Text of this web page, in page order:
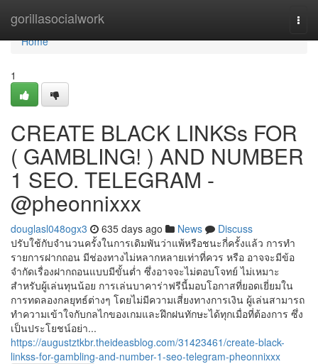
gorillasocialwork
Home
Home
1
CREATE BLACK LINKSs FOR
( GAMBLING! ) AND NUMBER
1 SEO. TELEGRAM -
@pheonnixxx
douglasl048ogx3 635 days ago News
Discuss
ปรับใช้กับจำนวนครั้งในการเดิมพันว่าแพ้หรือชนะกี่ครั้งแล้ว การทำ
รายการฝากถอน มีช่องทางไม่หลากหลายเท่าที่ควร หรือ อาจจะมีข้อ
จำกัดเรื่องฝากถอนแบบมีขั้นต่ำ ซึ่งอาจจะไม่ตอบโจทย์ ไม่เหมาะ
สำหรับผู้เล่นทุนน้อย การเล่นบาคาร่าฟรีนี้มอบโอกาสที่ยอดเยี่ยมใน
การทดลองกลยุทธ์ต่างๆ โดยไม่มีความเสี่ยงทางการเงิน ผู้เล่นสามารถ
ทำความเข้าใจกับกลไกของเกมและฝึกฝนทักษะได้ทุกเมื่อที่ต้องการ ซึ่ง
เป็นประโยชน์อย่า...
https://augustztkbr.theideasblog.com/31423461/create-black-
linkss-for-gambling-and-number-1-seo-telegram-pheonnixxx